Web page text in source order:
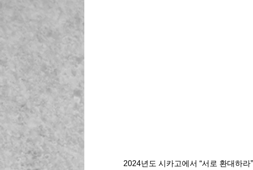
2024년도 시카고에서 “서로 환대하